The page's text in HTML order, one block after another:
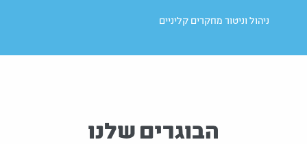
ניהול וניטור מחקרים קליניים
הבוגרים שלנו